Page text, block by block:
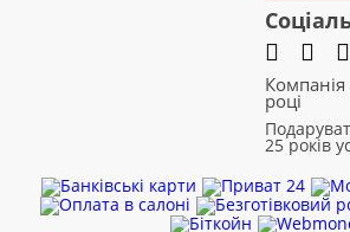
році
25 років